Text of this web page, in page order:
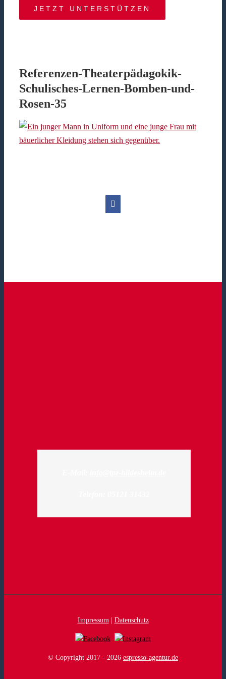
JETZT UNTERSTÜTZEN
Referenzen-Theaterpädagokik-
Schulisches-Lernen-Bomben-und-
Rosen-35
Facebook
Impressum| Datenschutz
© Copyright 2017 - 2026 espresso-agentur.de